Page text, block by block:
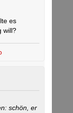
es
will?
schön, er